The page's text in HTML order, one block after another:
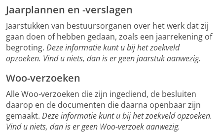
Jaarplannen en -verslagen
Jaarstukken van bestuursorganen over het werk dat zij
gaan doen of hebben gedaan, zoals een jaarrekening of
begroting. Deze informatie kunt u bij het zoekveld
opzoeken. Vind u niets, dan is er geen jaarstuk aanwezig.
Woo-verzoeken
Alle Woo‑verzoeken die zijn ingediend, de besluiten
daarop en de documenten die daarna openbaar zijn
gemaakt. Deze informatie kunt u bij het zoekveld opzoeken.
Vind u niets, dan is er geen Woo-verzoek aanwezig.